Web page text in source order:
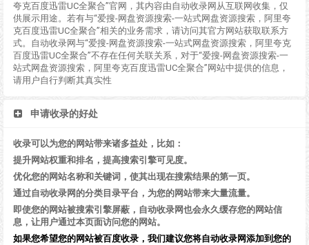
夸克百度迅雷UC全聚合”官网，其内容由自动收录网从互联网收集，仅
供展示用途。若有与“爱搜-网盘资源搜索-一站式网盘资源搜索，阿里夸
克百度迅雷UC全聚合”相关的业务需求，请访问其官方网站获取联系方
式。自动收录网与“爱搜-网盘资源搜索-一站式网盘资源搜索，阿里夸克
百度迅雷UC全聚合”不存在任何关联关系，对于“爱搜-网盘资源搜索-一
站式网盘资源搜索，阿里夸克百度迅雷UC全聚合”网站中提供的信息，
请用户自行判断其真实性
申请收录的好处
收录可以为您的网站带来诸多益处，比如：
提升网站权重和排名，提高搜索引擎可见度。
优化您的网站名称和关键词，使其出现在搜索结果的第一页。
通过自动收录网的分类目录平台，为您的网站带来大量流量。
即使您的网站被搜索引擎屏蔽，自动收录网也会永久缓存您的网站信
息，让用户通过本页面访问您的网站。
如果您希望您的网站被百度收录，我们建议您将自动收录网添加到您的